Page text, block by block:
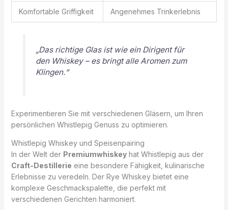
Komfortable Griffigkeit Angenehmes Trinkerlebnis
„Das richtige Glas ist wie ein Dirigent für
den Whiskey – es bringt alle Aromen zum
Klingen.“
Experimentieren Sie mit verschiedenen Gläsern, um Ihren
persönlichen Whistlepig Genuss zu optimieren.
Whistlepig Whiskey und Speisenpairing
In der Welt der Premiumwhiskeyhat Whistlepig aus der
Craft-Destillerie eine besondere Fähigkeit, kulinarische
Erlebnisse zu veredeln. Der Rye Whiskey bietet eine
komplexe Geschmackspalette, die perfekt mit
verschiedenen Gerichten harmoniert.